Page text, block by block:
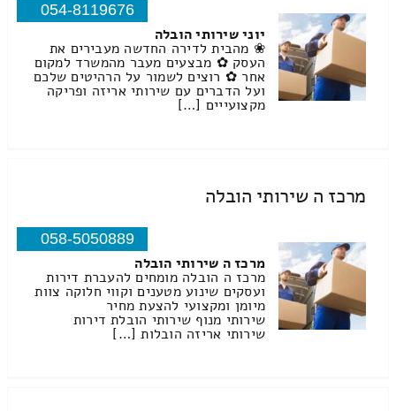
054-8119676
יוני שירותי הובלה
❀ מהבית לדירה החדשה מעבירים את
העסק ✿ מבצעים מעבר מהמשרד למקום
אחר ✿ רוצים לשמור על הרהיטים שלכם
ועל הדברים עם שירותי אריזה ופריקה
מקצועייים […]
מרכז ה שירותי הובלה
058-5050889
מרכז ה שירותי הובלה
מרכז ה הובלה מומחים להעברת דירות
ועסקים שינוע מטענים וקווי חלוקה צוות
מיומן ומקצועי להצעת מחיר
שירותי מנוף שירותי הובלת דירות
שירותי אריזה הובלות […]